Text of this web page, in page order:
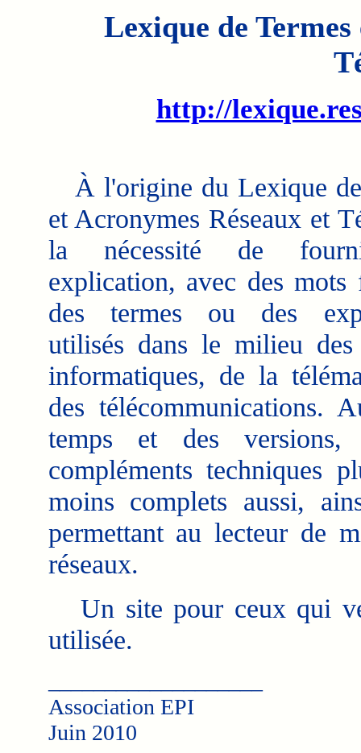
Lexique de
http://
À l'origine du Lexique de
et Acronymes Réseaux et
la nécessité de
explication, avec des mots
des termes ou des
utilisés dans le milieu des
informatiques, de la
des télécommunications.
temps et des
compléments techniques
moins complets aussi,
permettant au lecteur de
réseaux.
Un site pour ceux qui
utilisée.
Association EPI
Juin 2010